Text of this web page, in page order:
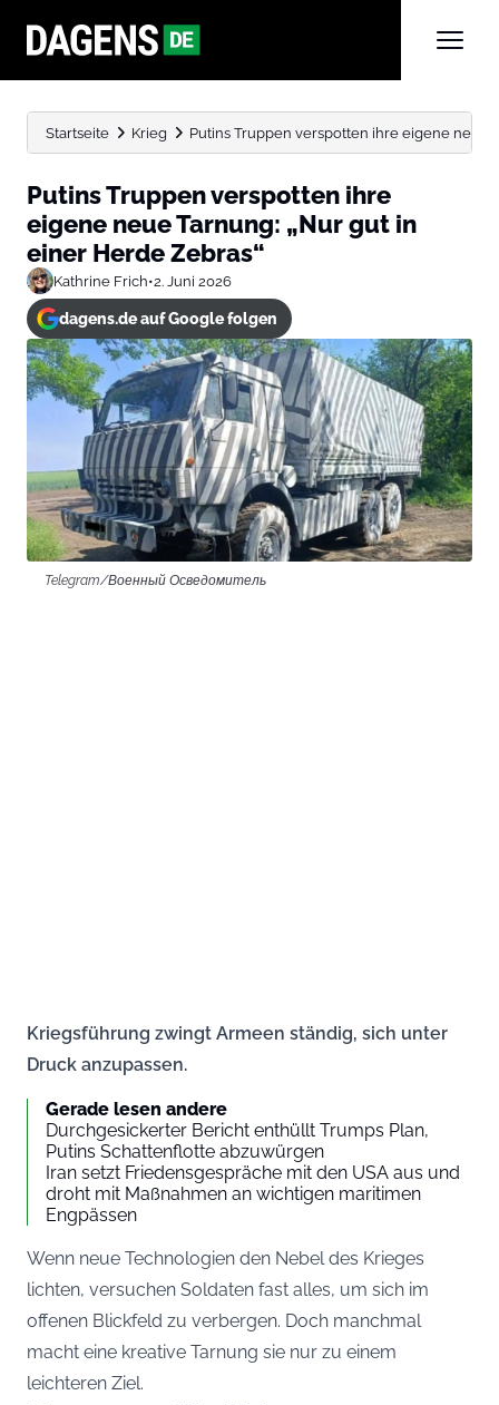
Startseite Krieg Putins Truppen verspotten ihre eigene neue
Putins Truppen verspotten ihre
eigene neue Tarnung: „Nur gut in
einer Herde Zebras“
Kathrine Frich•2. Juni 2026
dagens.de auf Google folgen
Telegram/Военный Осведомитель
Kriegsführung zwingt Armeen ständig, sich unter
Druck anzupassen.
Gerade lesen andere
Durchgesickerter Bericht enthüllt Trumps Plan,
Putins Schattenflotte abzuwürgen
Iran setzt Friedensgespräche mit den USA aus und
droht mit Maßnahmen an wichtigen maritimen
Engpässen
Wenn neue Technologien den Nebel des Krieges
lichten, versuchen Soldaten fast alles, um sich im
offenen Blickfeld zu verbergen. Doch manchmal
macht eine kreative Tarnung sie nur zu einem
leichteren Ziel.